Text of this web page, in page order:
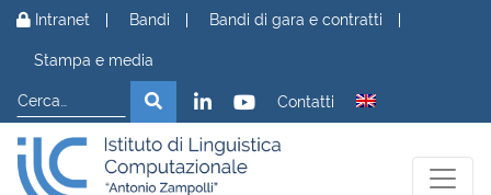
Vai al contenuto
Intranet Bandi Bandi di gara e contratti
Stampa e media
Cerca
Cerca Contatti